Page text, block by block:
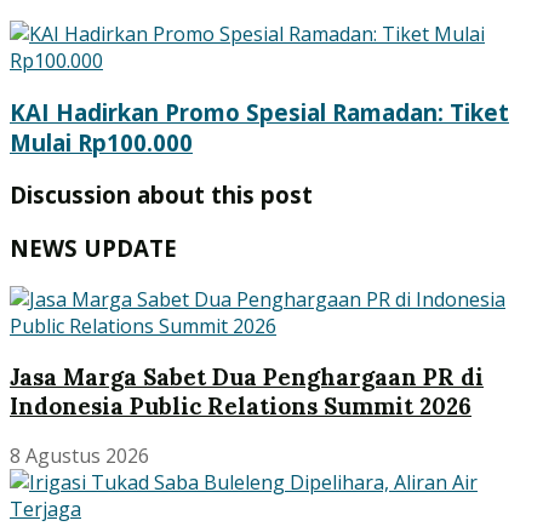
KAI Hadirkan Promo Spesial Ramadan: Tiket
Mulai Rp100.000
Discussion about this post
NEWS UPDATE
Jasa Marga Sabet Dua Penghargaan PR di
Indonesia Public Relations Summit 2026
8 Agustus 2026